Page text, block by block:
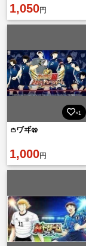
リソース！
1,050円
×1
👛ヷヸ🥨
1,000円